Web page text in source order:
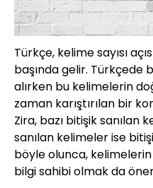
Türkçe, kelime sayısı
başında gelir. Türkçede
alırken bu kelimelerin
zaman karıştırılan bir
Zira, bazı bitişik sanılan
sanılan kelimeler ise
böyle olunca, kelimelerin
bilgi sahibi olmak da